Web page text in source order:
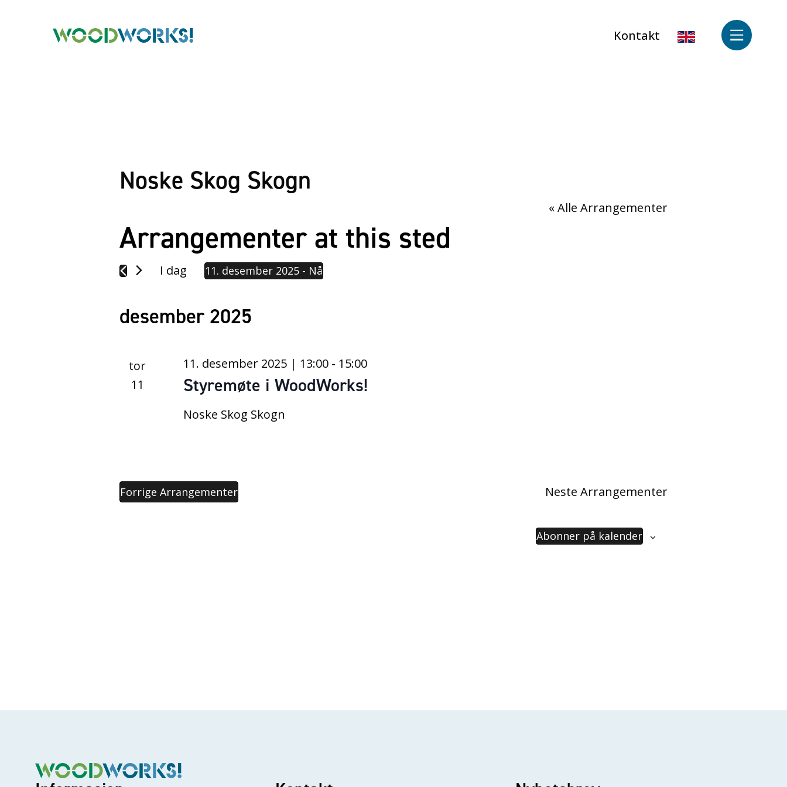
Kontakt
Noske Skog Skogn
« Alle Arrangementer
Arrangementer at this sted
I dag 11. desember 2025 - Nå
e
d
a
t
desember 2025
tor
11
Styremøte i WoodWorks!
11. desember 2025 | 13:00 - 15:00
Noske Skog Skogn
Forrige Arrangementer Neste Arrangementer
Abonner på kalender